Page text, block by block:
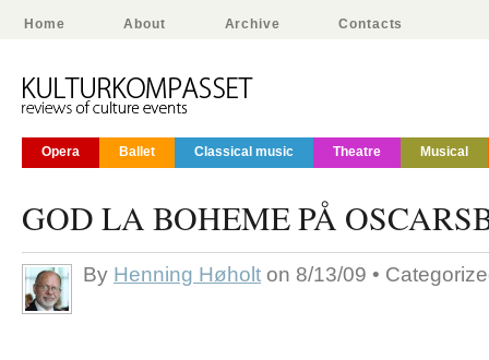
Home About Archive Contacts
Opera Ballet Classical music Theatre Musical
GOD LA BOHEME PÅ
By Henning Høholt on 8/13/09 •